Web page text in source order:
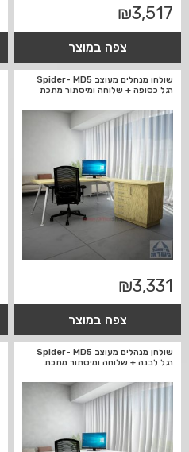
₪3,517
צפה במוצר
שולחן מנהלים מעוצב Spider- MD5
רגל כסופה + שלוחה ומיסתור מתכת
₪3,331
צפה במוצר
שולחן מנהלים מעוצב Spider- MD5
רגל לבנה + שלוחה ומיסתור מתכת